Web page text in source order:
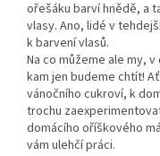
ořešáku barví hnědě, a
vlasy. Ano, lidé v
k barvení vlasů.
Na co můžeme ale my,
kam jen budeme chtít!
vánočního cukroví, k
trochu
domácího oříškového
vám ulehčí práci.